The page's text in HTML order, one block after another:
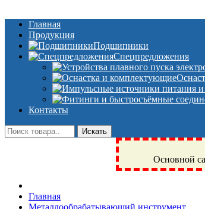
Главная
Продукция
Подшипники
Спецпредложения
Контакты
Основной
Фрязино, Антал+, плюс, Свердловский,
техника, сварочные аппараты, NIS, NSK,
Главная
Металлообрабатывающий инструмент